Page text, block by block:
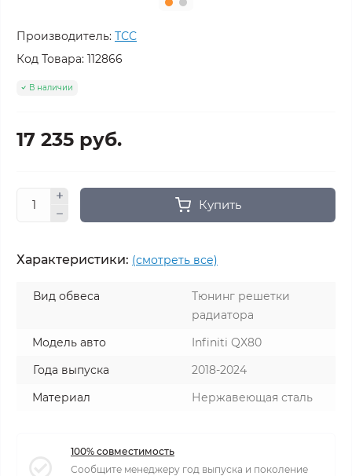
Производитель: ТСС
Код Товара: 112866
В наличии
17 235 руб.
Купить
Характеристики: (смотреть все)
Вид обвеса
Тюнинг решетки
радиатора
Модель авто
Infiniti QX80
Года выпуска
2018-2024
Материал
Нержавеющая сталь
100% совместимость
Сообщите менеджеру год выпуска и поколение